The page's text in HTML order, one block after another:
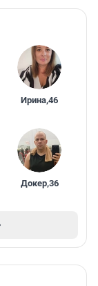
Ирина,46
Докер,36